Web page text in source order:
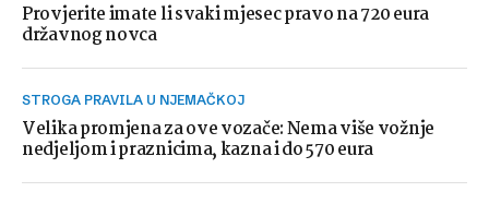
Provjerite imate li svaki mjesec pravo na 720 eura
državnog novca
STROGA PRAVILA U NJEMAČKOJ
Velika promjena za ove vozače: Nema više vožnje
nedjeljom i praznicima, kazna i do 570 eura